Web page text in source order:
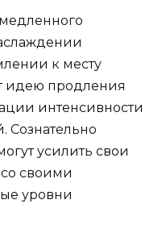
к месту
идею продления
интенсивности
Сознательно
усилить свои
своими
уровни